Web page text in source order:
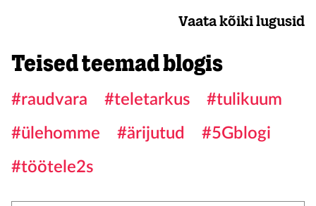
Vaata kõiki lugusid
Teised teemad blogis
#raudvara #teletarkus
#tulikuum
#ülehomme
#ärijutud
#5Gblogi
#töötele2s